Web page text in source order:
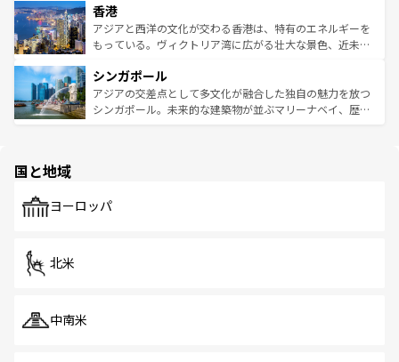
とつ。フォーやバインミー、ベトナムコーヒーなどは、ぜ
ひ現地で味わいたい。どの地域を訪れてもあたたかい人々
が旅行者を迎えてくれるので、きっと忘れられない旅にな
参照してほしい。
の活気が交差している。北部ではチェンマイなどの山岳地
帯で自然と触れ合い、南部ではプーケットやクラビの美し
いビーチでリゾート気分を楽しむことができる。タイ料理
激する。気候は一年中温暖で、どの季節にも異なる楽しみ
が待っている。親しみやすいタイの人々、仏教を中心とし
た文化、そして多様な観光資源が、訪れる旅人を魅了し続
香港
アジアと西洋の文化が交わる香港は、特有のエネルギーを
もっている。ヴィクトリア湾に広がる壮大な景色、近未来
み、どこを訪れても感動するはず。観光スポットが密集し
ており、効率よく見どころを回れるのも魅力。息をのむよ
うな絶景から文化的な体験まで、香港を存分に楽しみ尽く
シンガポール
アジアの交差点として多文化が融合した独自の魅力を放つ
シンガポール。未来的な建築物が並ぶマリーナベイ、歴史
で、ホーカーズは地元の風情を楽しめる外せないスポット
国と地域
ヨーロッパ
北米
中南米